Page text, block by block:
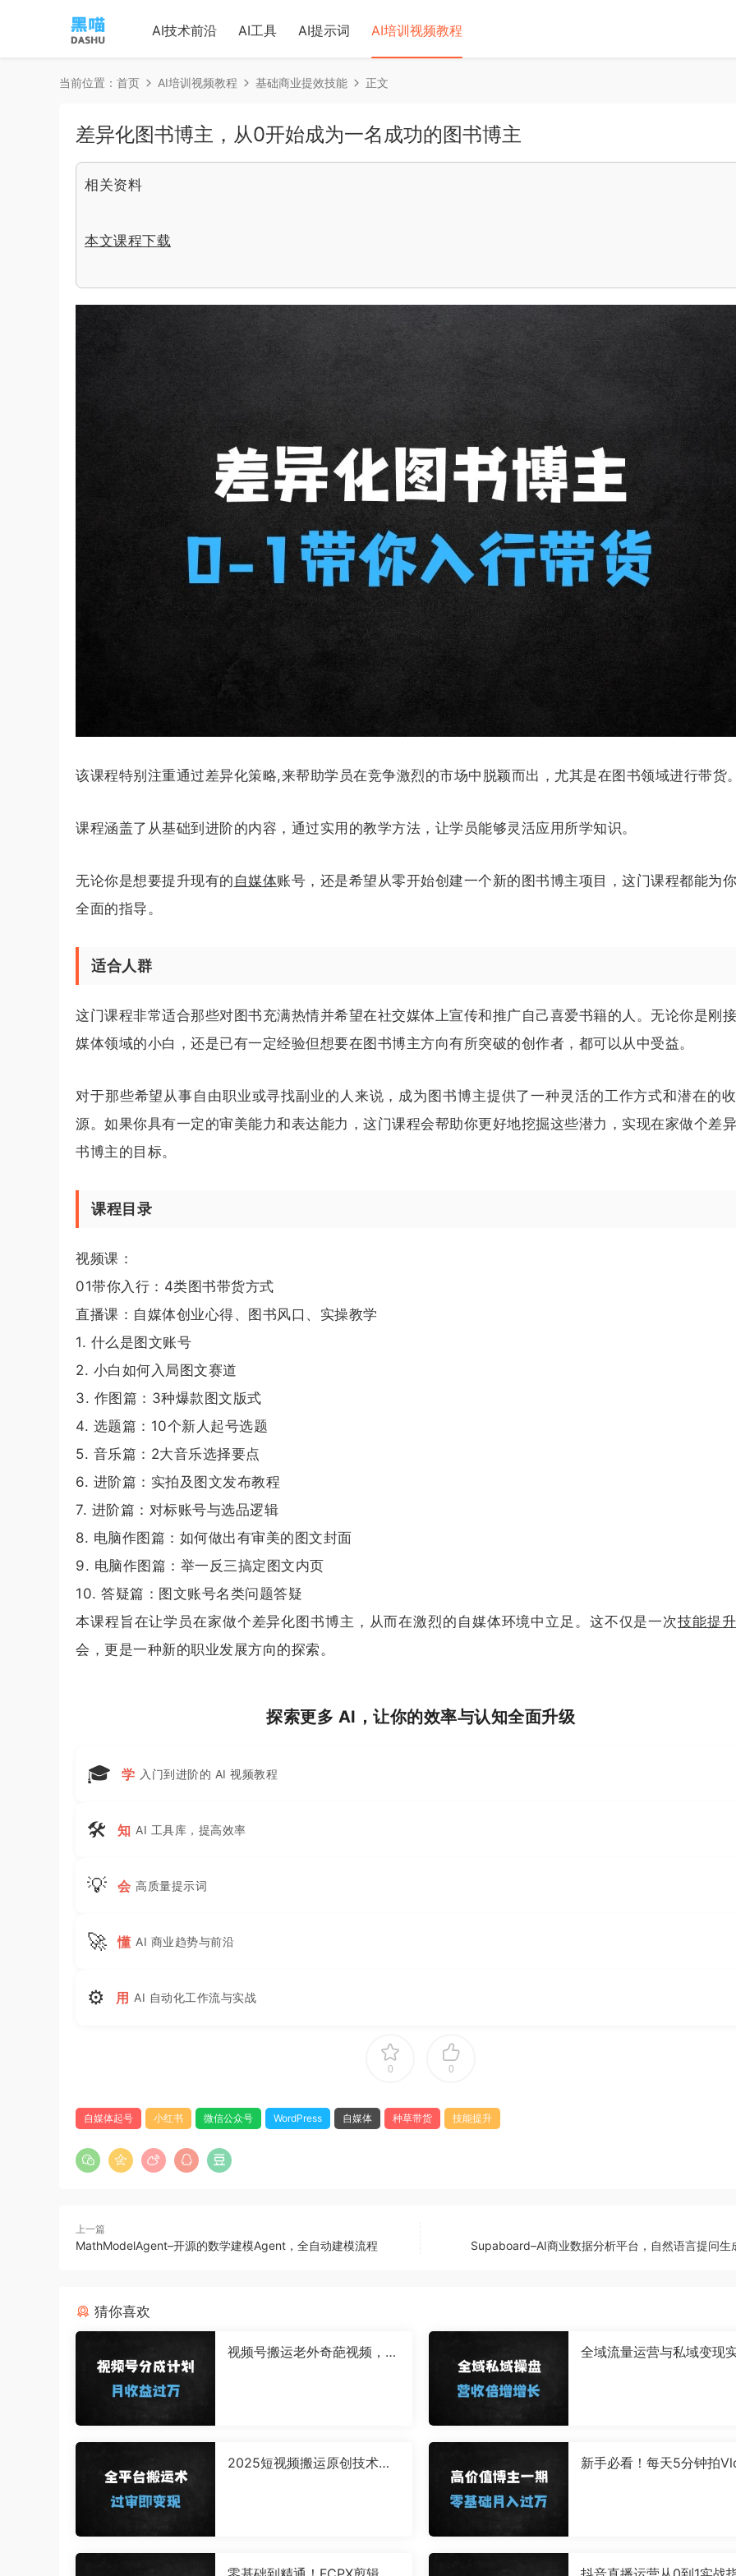
AI技术前沿 AI工具 AI提示词 AI培训视频教程
当前位置： 首页 AI培训视频教程 基础商业提效技能 正文
差异化图书博主，从0开始成为一名成功的图书博主
相关资料
本文课程下载
该课程特别注重通过差异化策略,来帮助学员在竞争激烈的市场中脱颖而出，尤其是在图书领域进行带货
课程涵盖了从基础到进阶的内容，通过实用的教学方法，让学员能够灵活应用所学知识。
无论你是想要提升现有的 自媒体账号，还是希望从零开始创建一个新的图书博主项目，这门课程都能为
全面的指导。
适合人群
这门课程非常适合那些对图书充满热情并希望在社交媒体上宣传和推广自己喜爱书籍的人。无论你是刚
媒体领域的小白，还是已有一定经验但想要在图书博主方向有所突破的创作者，都可以从中受益。
对于那些希望从事自由职业或寻找副业的人来说，成为图书博主提供了一种灵活的工作方式和潜在的
源。如果你具有一定的审美能力和表达能力，这门课程会帮助你更好地挖掘这些潜力，实现在家做个差
书博主的目标。
课程目录
视频课：
01带你入行：4类图书带货方式
直播课：自媒体创业心得、图书风口、实操教学
1. 什么是图文账号
2. 小白如何入局图文赛道
3. 作图篇：3种爆款图文版式
4. 选题篇：10个新人起号选题
5. 音乐篇：2大音乐选择要点
6. 进阶篇：实拍及图文发布教程
7. 进阶篇：对标账号与选品逻辑
8. 电脑作图篇：如何做出有审美的图文封面
9. 电脑作图篇：举一反三搞定图文内页
10. 答疑篇：图文账号名类问题答疑
本课程旨在让学员在家做个差异化图书博主，从而在激烈的自媒体环境中立足。这不仅是一次技能提升
会，更是一种新的职业发展方向的探索。
探索更多 AI，让你的效率与认知全面升级
🎓 学 入门到进阶的 AI 视频教程
🛠 知 AI 工具库，提高效率
💡 会 高质量提示词
🚀 懂 AI 商业趋势与前沿
⚙ 用 AI 自动化工作流与实战
0 0
自媒体起号 小红书 微信公众号 WordPress 自媒体 种草带货 技能提升
上一篇
MathModelAgent–开源的数学建模Agent，全自动建模流程 Supaboard–AI商业数据分析平台，自然语言提问生
猜你喜欢
视频号搬运老外奇葩视频，蓝
全域流量运营与私域变现
2025短视频搬运原创技术：3
新手必看！每天5分钟拍